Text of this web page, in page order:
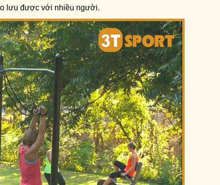
lưu được với nhiều người.